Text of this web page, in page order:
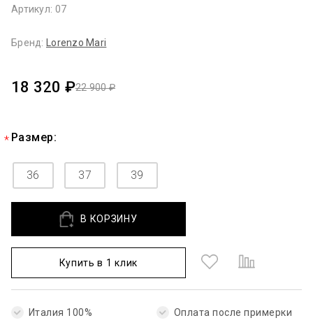
Артикул: 07
Бренд: Lorenzo Mari
22 900 ₽
18 320 ₽
Размер:
36 37 39
В КОРЗИНУ
Купить в 1 клик
Италия 100% Оплата после примерки